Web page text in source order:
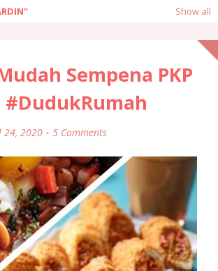
Show all
Sempena PKP
24, 2020 5 Comments